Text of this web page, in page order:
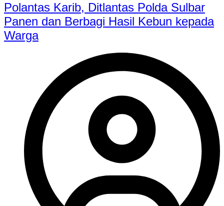
Polantas Karib, Ditlantas Polda Sulbar
Panen dan Berbagi Hasil Kebun kepada
Warga